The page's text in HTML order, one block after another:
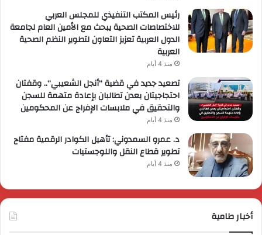
رئيس المكتب التنفيذي للمجلس العربي
للاختصاصات الصحية يبحث مع الأمين العام لجامعة
الدول العربية تعزيز التعاون لتطوير النظم الصحية
العربية
منذ 4 أيام
تصعيد جديد في قضية “أنجل الشعيبي”.. وقفتان
احتجاجيتان بعدن تطالبان بإعادة متهمة للسجن
والتحقيق في ملابسات الإفراج عن المحكومين
منذ 4 أيام
د. عمرو السمدوني: تأهيل الكوادر الرقمية مفتاح
تطوير قطاع النقل واللوجستيات
منذ 4 أيام
أخبار طامية